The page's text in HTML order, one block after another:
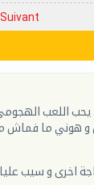
Suivant
يحب اللعب
هوني ما فماش
حاجة اخرى و سيب